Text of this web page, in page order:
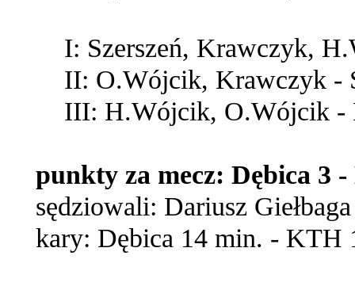
I: Szerszeń, Krawczyk,
II: O.Wójcik, Krawczyk -
III: H.Wójcik, O.Wójcik -
punkty za mecz: Dębica 3
sędziowali: Dariusz
kary: Dębica 14 min. - KTH